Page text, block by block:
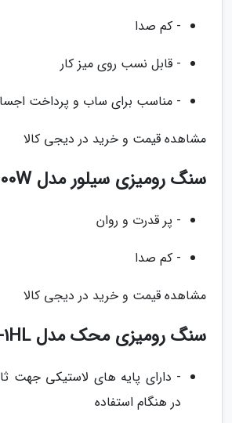
- کم صدا
- قابل نسب روی میز کار
- مناسب برای ساب و پرداخت
مشاهده قیمت و خرید در دیجی کالا
سنگ رومیزی سیلور مدل GTBN200W
- پر قدرت و روان
- کم صدا
مشاهده قیمت و خرید در دیجی کالا
سنگ رومیزی محک مدل GD-200-1HL
- دارای پایه های لاستیکی جهت
در هنگام استفاده